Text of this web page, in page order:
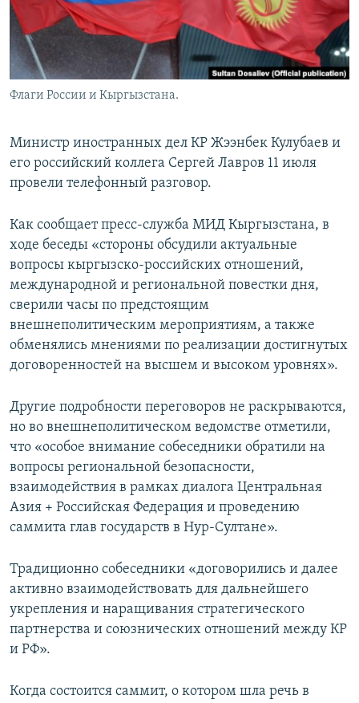
Флаги России и Кыргызстана.
Министр иностранных дел КР Жээнбек Кулубаев и
его российский коллега Сергей Лавров 11 июля
провели телефонный разговор.
Как сообщает пресс-служба МИД Кыргызстана, в
ходе беседы «стороны обсудили актуальные
вопросы кыргызско-российских отношений,
международной и региональной повестки дня,
сверили часы по предстоящим
внешнеполитическим мероприятиям, а также
обменялись мнениями по реализации достигнутых
договоренностей на высшем и высоком уровнях».
Другие подробности переговоров не раскрываются,
но во внешнеполитическом ведомстве отметили,
что «особое внимание собеседники обратили на
вопросы региональной безопасности,
взаимодействия в рамках диалога Центральная
Азия + Российская Федерация и проведению
саммита глав государств в Нур-Султане».
Традиционно собеседники «договорились и далее
активно взаимодействовать для дальнейшего
укрепления и наращивания стратегического
партнерства и союзнических отношений между КР
и РФ».
Когда состоится саммит, о котором шла речь в